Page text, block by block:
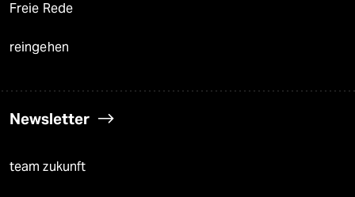
Freie Rede
reingehen
Newsletter
team zukunft